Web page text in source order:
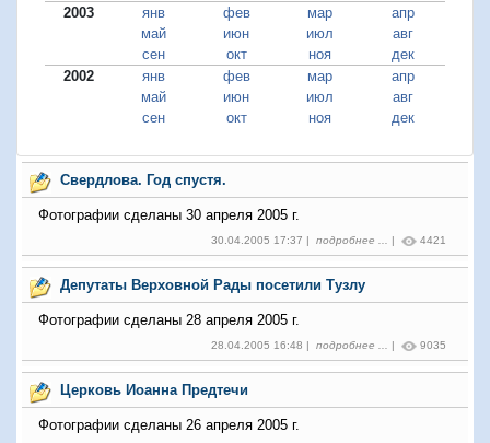
2003
янв фев мар
апр
май
июн июл
авг
сен
окт ноя
дек
2002
янв фев мар
апр
май
июн июл
авг
сен
окт ноя дек
Свердлова. Год спустя.
Фотографии сделаны 30 апреля 2005 г.
30.04.2005 17:37 | подробнее ... | 4421
Депутаты Верховной Рады посетили Тузлу
Фотографии сделаны 28 апреля 2005 г.
28.04.2005 16:48 | подробнее ... | 9035
Церковь Иоанна Предтечи
Фотографии сделаны 26 апреля 2005 г.